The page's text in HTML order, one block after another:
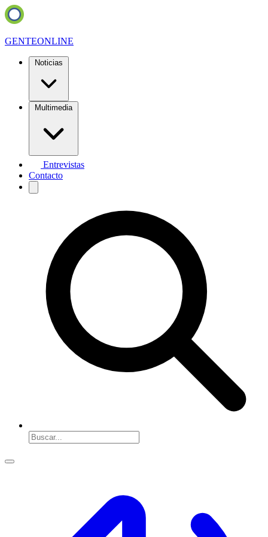
GENTEONLINE
Noticias
Multimedia
Entrevistas
Contacto